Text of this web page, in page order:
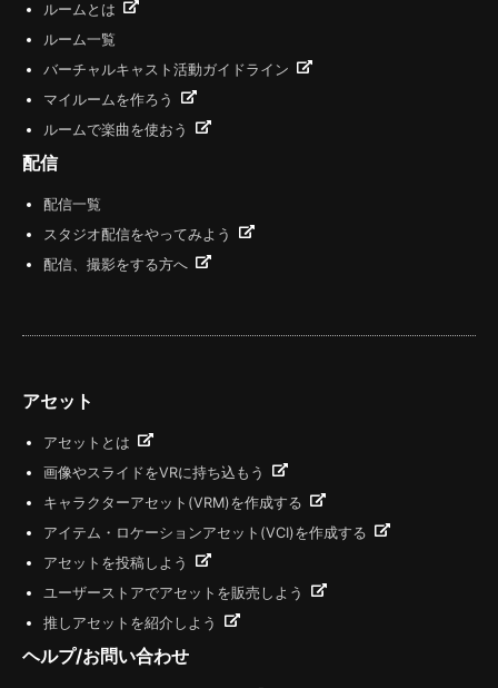
ルームとは
ルーム一覧
バーチャルキャスト活動ガイドライン
マイルームを作ろう
ルームで楽曲を使おう
配信
配信一覧
スタジオ配信をやってみよう
配信、撮影をする方へ
アセット
アセットとは
画像やスライドをVRに持ち込もう
キャラクターアセット(VRM)を作成する
アイテム・ロケーションアセット(VCI)を作成する
アセットを投稿しよう
ユーザーストアでアセットを販売しよう
推しアセットを紹介しよう
ヘルプ/お問い合わせ